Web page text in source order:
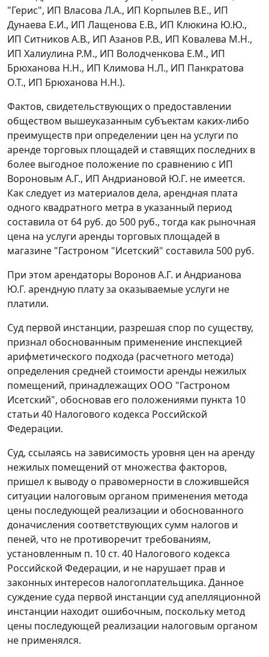
"Герис", ИП Власова Л.А., ИП Корпылев В.Е., ИП
Дунаева Е.И., ИП Лащенова Е.В., ИП Клюкина Ю.Ю.,
ИП Ситников А.В., ИП Азанов Р.В., ИП Ковалева М.Н.,
ИП Халиулина Р.М., ИП Володченкова Е.М., ИП
Брюханова Н.Н., ИП Климова Н.Л., ИП Панкратова
О.Т., ИП Брюханова Н.Н.).
Фактов, свидетельствующих о предоставлении
обществом вышеуказанным субъектам каких-либо
преимуществ при определении цен на услуги по
аренде торговых площадей и ставящих последних в
более выгодное положение по сравнению с ИП
Вороновым А.Г., ИП Андриановой Ю.Г. не имеется.
Как следует из материалов дела, арендная плата
одного квадратного метра в указанный период
составила от 64 руб. до 500 руб., тогда как рыночная
цена на услуги аренды торговых площадей в
магазине "Гастроном "Исетский" составила 500 руб.
При этом арендаторы Воронов А.Г. и Андрианова
Ю.Г. арендную плату за оказываемые услуги не
платили.
Суд первой инстанции, разрешая спор по существу,
признал обоснованным применение инспекцией
арифметического подхода (расчетного метода)
определения средней стоимости аренды нежилых
помещений, принадлежащих ООО "Гастроном
Исетский", обосновав его положениями пункта 10
статьи 40 Налогового кодекса Российской
Федерации.
Суд, ссылаясь на зависимость уровня цен на аренду
нежилых помещений от множества факторов,
пришел к выводу о правомерности в сложившейся
ситуации налоговым органом применения метода
цены последующей реализации и обоснованного
доначисления соответствующих сумм налогов и
пеней, что не противоречит требованиям,
установленным п. 10 ст. 40 Налогового кодекса
Российской Федерации, и не нарушает прав и
законных интересов налогоплательщика. Данное
суждение суда первой инстанции суд апелляционной
инстанции находит ошибочным, поскольку метод
цены последующей реализации налоговым органом
не применялся.